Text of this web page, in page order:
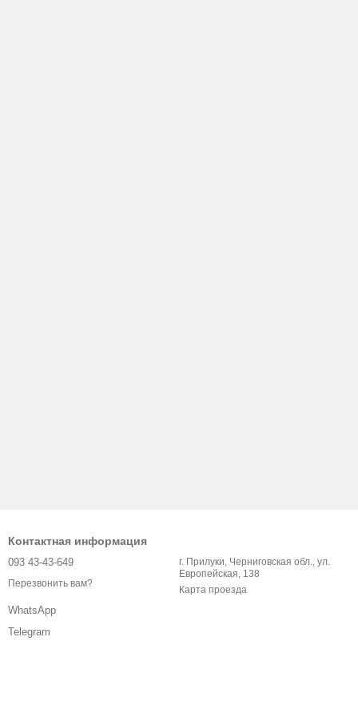
Контактная информация
093 43-43-649
Перезвонить вам?
WhatsApp
Telegram
г. Прилуки, Черниговская обл., ул.
Европейская, 138
Карта проезда